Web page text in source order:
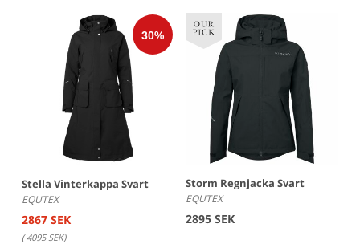
Stella Vinterkappa Svart
EQUTEX
2867 SEK
(4095 SEK)
Storm Regnjacka Svart
EQUTEX
2895 SEK